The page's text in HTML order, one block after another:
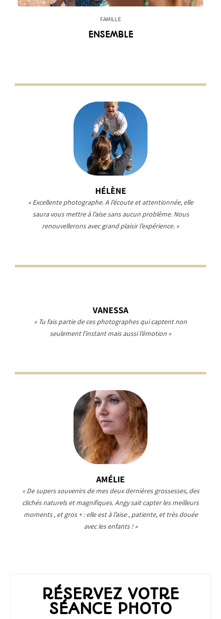
FAMILLE
ENSEMBLE
HÉLÈNE
« Excellente photographe. A l’écoute et attentionnée, elle
saura vous mettre à l’aise sans aucun problème. Nous
renouvellerons avec grand plaisir l’expérience. »
VANESSA
« Tu fais partie de ces photographes qui captent non
seulement l’instant mais aussi l’émotion »
AMÉLIE
« De supers souvenirs de mes deux dernières grossesses, des
clichés naturels et magnifiques. Angy sait capter les meilleurs
moments , et gros + : elle est à l’aise , patiente, et très douée
avec les enfants ! »
RÉSERVEZ VOTRE
SÉANCE PHOTO